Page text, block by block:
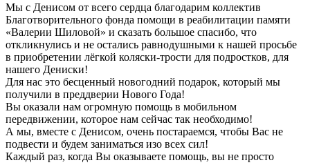
Мы с Денисом от всего сердца благодарим коллектив
Благотворительного фонда помощи в реабилитации памяти
«Валерии Шиловой» и сказать большое спасибо, что
откликнулись и не остались равнодушными к нашей просьбе
в приобретении лёгкой коляски-трости для подростков, для
нашего Дениски!
Для нас это бесценный новогодний подарок, который мы
получили в преддверии Нового Года!
Вы оказали нам огромную помощь в мобильном
передвижении, которое нам сейчас так необходимо!
А мы, вместе с Денисом, очень постараемся, чтобы Вас не
подвести и будем заниматься изо всех сил!
Каждый раз, когда Вы оказываете помощь, вы не просто